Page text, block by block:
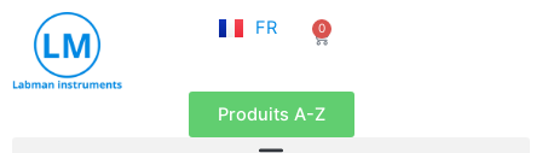
contenu
FR
EN
0
Panier
Produits A-Z